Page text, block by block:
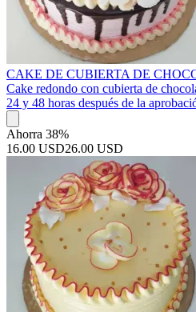
CAKE DE CUBIERTA DE
Cake redondo con cubierta de
24 y 48 horas después de la
Ahorra 38%
16.00 USD26.00 USD